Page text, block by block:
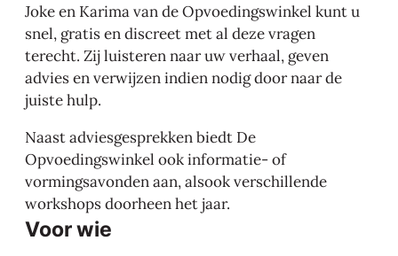
Joke en Karima van de Opvoedingswinkel kunt u
snel, gratis en discreet met al deze vragen
terecht. Zij luisteren naar uw verhaal, geven
advies en verwijzen indien nodig door naar de
juiste hulp.
Naast adviesgesprekken biedt De
Opvoedingswinkel ook informatie- of
vormingsavonden aan, alsook verschillende
workshops doorheen het jaar.
Voor wie